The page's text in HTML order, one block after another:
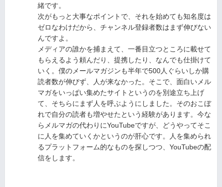
緒です。
次がもっと大事なポイントで、それを始めても知名度は
ゼロなわけだから、チャンネル登録者数はまず伸びない
んですよ。
メディアの誰かを捕まえて、一番目立つところに載せて
もらえるよう頼んだり、提携したり、なんでも仕掛けて
いく。僕のメールマガジンも半年で500人ぐらいしか購
読者数が伸びず、人が来なかった。そこで、面白いメル
マガをいっぱい集めたサイトというのを別途立ち上げ
て、そちらにまず人を呼ぶようにしました。そのおこぼ
れで自分の読者も増やせたという経験があります。今な
らメルマガの代わりにYouTubeですが、どうやってそこ
に人を集めていくかというのが肝心です。人を集められ
るプラットフォーム的なものを探しつつ、YouTubeの配
信をします。